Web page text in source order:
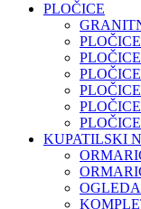
PLOČICE
KUPATILSKI